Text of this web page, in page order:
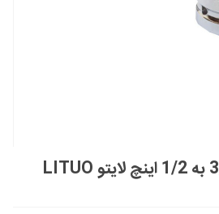
تبدیل بکس درایو 3/4 به 1/2 اینچ لایتو LITUO